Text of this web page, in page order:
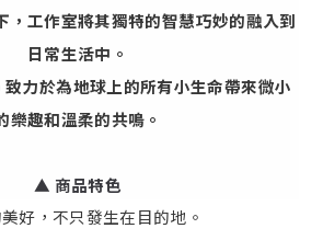
，工作室將其獨特的智慧巧妙的融入到
日常生活中。
力於為地球上的所有小生命帶來微小
樂趣和溫柔的共鳴。
▲ 商品特色
好，不只發生在目的地。